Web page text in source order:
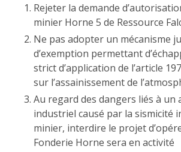
Rejeter la demande
minier Horne 5 de Ressource
Ne pas adopter un mécanisme
d’exemption permettant
strict d’application de l’article
sur l’assainissement de
Au regard des dangers liés à un
industriel causé par la sismicité
minier, interdire le projet
Fonderie Horne sera en activité